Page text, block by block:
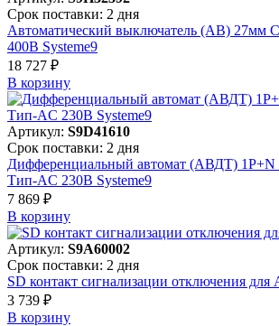
Срок поставки: 2 дня
Автоматический выключатель (АВ) 27мм
400В Systeme9
18 727 ₽
В корзинy
Артикул: S9D41610
Срок поставки: 2 дня
Дифференциальный автомат (АВДТ)
Тип-AC 230В Systeme9
7 869 ₽
В корзинy
Артикул: S9A60002
Срок поставки: 2 дня
SD контакт сигнализации отключения для
3 739 ₽
В корзинy